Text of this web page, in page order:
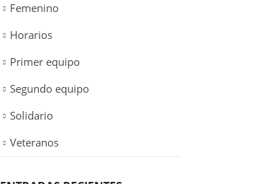
Femenino
Horarios
Primer equipo
Segundo equipo
Solidario
Veteranos